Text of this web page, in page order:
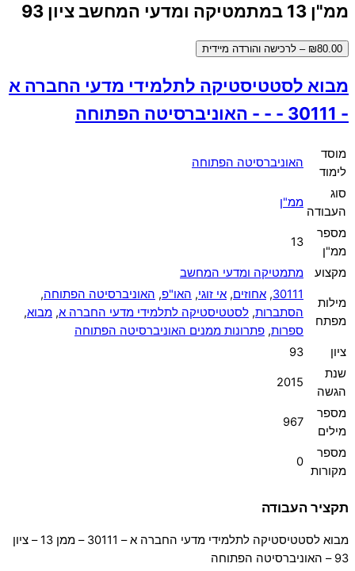
ממ"ן 13 במתמטיקה ומדעי המחשב ציון 93
₪80.00 – לרכישה והורדה מיידית
מבוא לסטטיסטיקה לתלמידי מדעי החברה א
- 30111 - - - האוניברסיטה הפתוחה
מוסד
לימוד
האוניברסיטה הפתוחה
סוג
העבודה
ממ"ן
מספר
ממ"ן
13
מקצוע מתמטיקה ומדעי המחשב
מילות
מפתח
30111
, אחוזים, אי זוגי, האו"פ, האוניברסיטה הפתוחה,
הסתברות, לסטטיסטיקה לתלמידי מדעי החברה א, מבוא,
ספרות, פתרונות ממנים האוניברסיטה הפתוחה
ציון
93
שנת
הגשה
2015
מספר
מילים
967
מספר
מקורות
0
תקציר העבודה
מבוא לסטטיסטיקה לתלמידי מדעי החברה א – 30111 – ממן 13 – ציון
93 – האוניברסיטה הפתוחה